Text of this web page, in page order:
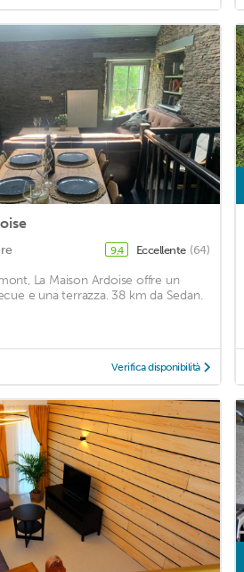
9,4 Eccellente (64)
La Maison Ardoise offre un
e una terrazza. 38 km da Sedan.
Verifica disponibilità